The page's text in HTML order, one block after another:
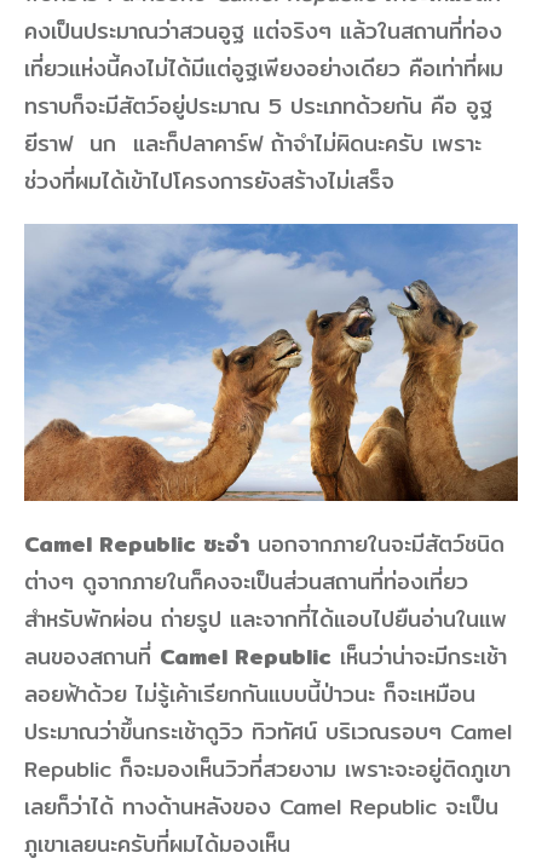
คงเป็นประมาณว่าสวนอูฐ แต่จริงๆ แล้วในสถานที่ท่อง
เที่ยวแห่งนี้คงไม่ได้มีแต่อูฐเพียงอย่างเดียว คือเท่าที่ผม
ทราบก็จะมีสัตว์อยู่ประมาณ 5 ประเภทด้วยกัน คือ อูฐ
ยีราฟ นก และก็ปลาคาร์ฟ ถ้าจำไม่ผิดนะครับ เพราะ
ช่วงที่ผมได้เข้าไปโครงการยังสร้างไม่เสร็จ
Camel Republic ชะอำ นอกจากภายในจะมีสัตว์ชนิด
ต่างๆ ดูจากภายในก็คงจะเป็นส่วนสถานที่ท่องเที่ยว
สำหรับพักผ่อน ถ่ายรูป และจากที่ได้แอบไปยืนอ่านในแพ
ลนของสถานที่ Camel Republic เห็นว่าน่าจะมีกระเช้า
ลอยฟ้าด้วย ไม่รู้เค้าเรียกกันแบบนี้ป่าวนะ ก็จะเหมือน
ประมาณว่าขึ้นกระเช้าดูวิว ทิวทัศน์ บริเวณรอบๆ Camel
Republic ก็จะมองเห็นวิวที่สวยงาม เพราะจะอยู่ติดภูเขา
เลยก็ว่าได้ ทางด้านหลังของ Camel Republic จะเป็น
ภูเขาเลยนะครับที่ผมได้มองเห็น